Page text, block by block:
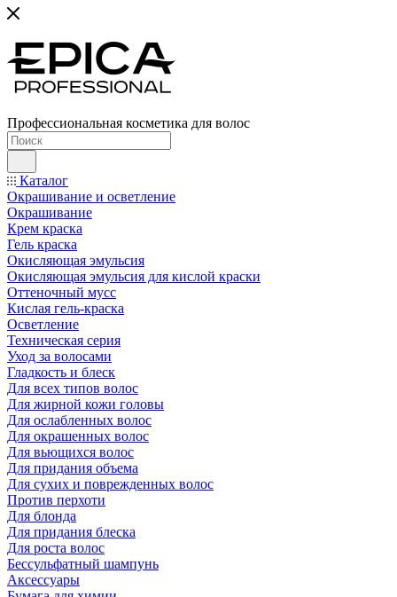
Профессиональная косметика для волос
Каталог
Окрашивание и осветление
Окрашивание
Крем краска
Гель краска
Окисляющая эмульсия
Окисляющая эмульсия для кислой краски
Оттеночный мусс
Кислая гель-краска
Осветление
Техническая серия
Уход за волосами
Гладкость и блеск
Для всех типов волос
Для жирной кожи головы
Для ослабленных волос
Для окрашенных волос
Для вьющихся волос
Для придания объема
Для сухих и поврежденных волос
Против перхоти
Для блонда
Для придания блеска
Для роста волос
Бессульфатный шампунь
Аксессуары